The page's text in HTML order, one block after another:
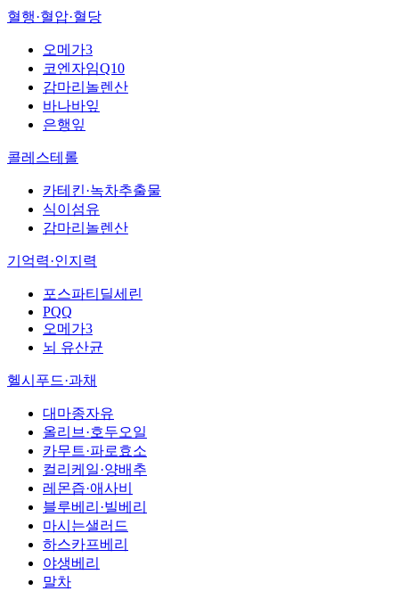
혈행·혈압·혈당
오메가3
코엔자임Q10
감마리놀렌산
바나바잎
은행잎
콜레스테롤
카테킨·녹차추출물
식이섬유
감마리놀렌산
기억력·인지력
포스파티딜세린
PQQ
오메가3
뇌 유산균
헬시푸드·과채
대마종자유
올리브·호두오일
카무트·파로효소
컬리케일·양배추
레몬즙·애사비
블루베리·빌베리
마시는샐러드
하스카프베리
야생베리
말차